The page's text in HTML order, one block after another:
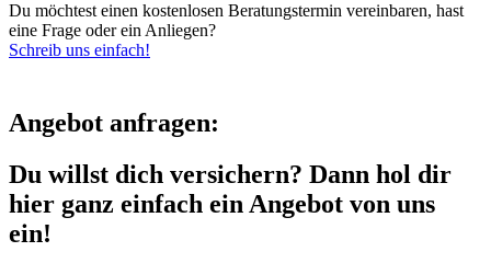
Du möchtest einen kostenlosen Beratungstermin vereinbaren, hast
eine Frage oder ein Anliegen?
Schreib uns einfach!
Angebot anfragen:
Du willst dich versichern? Dann hol dir
hier ganz einfach ein Angebot von uns
ein!